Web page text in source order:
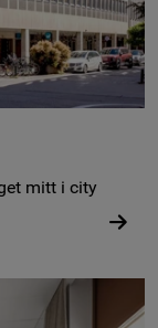
mitt i city